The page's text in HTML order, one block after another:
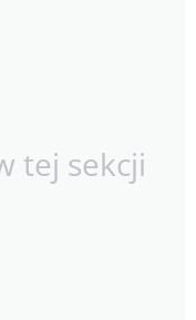
tej sekcji